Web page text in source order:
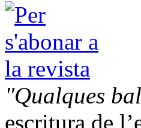
"Qualques
escritura de